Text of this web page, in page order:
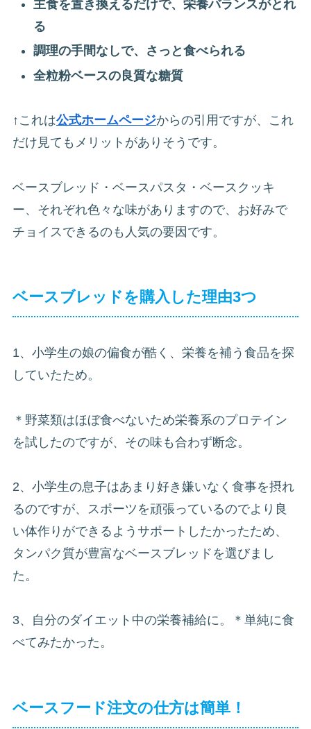
主食を置き換えるだけで、栄養バランスがとれ
る
調理の手間なしで、さっと食べられる
全粒粉ベースの良質な糖質
↑これは公式ホームページからの引用ですが、これ
だけ見てもメリットがありそうです。
ベースブレッド・ベースパスタ・ベースクッキ
ー、それぞれ色々な味がありますので、お好みで
チョイスできるのも人気の要因です。
ベースブレッドを購入した理由3つ
1、小学生の娘の偏食が酷く、栄養を補う食品を探
していたため。
＊野菜類はほぼ食べないため栄養系のプロテイン
を試したのですが、その味も合わず断念。
2、小学生の息子はあまり好き嫌いなく食事を摂れ
るのですが、スポーツを頑張っているのでより良
い体作りができるようサポートしたかったため、
タンパク質が豊富なベースブレッドを選びまし
た。
3、自分のダイエット中の栄養補給に。＊単純に食
べてみたかった。
ベースフード注文の仕方は簡単！